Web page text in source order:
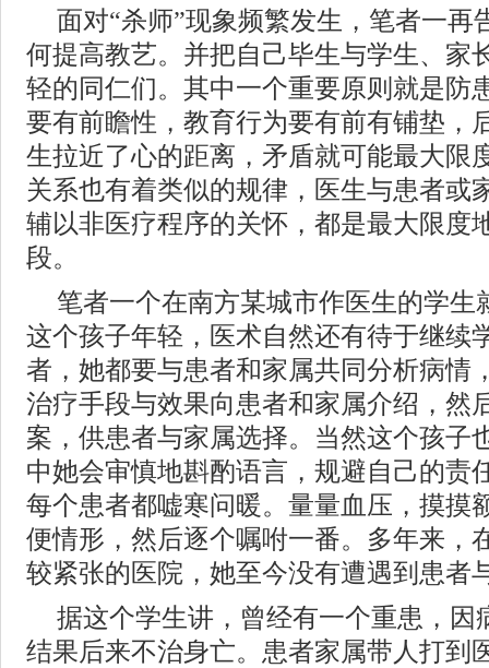
面对“杀师”现象频繁发生，笔者一再
何提高教艺。并把自己毕生与学生、家
轻的同仁们。其中一个重要原则就是防
要有前瞻性，教育行为要有前有铺垫，
生拉近了心的距离，矛盾就可能最大限
关系也有着类似的规律，医生与患者或
辅以非医疗程序的关怀，都是最大限度
段。
笔者一个在南方某城市作医生的学生
这个孩子年轻，医术自然还有待于继续
者，她都要与患者和家属共同分析病情
治疗手段与效果向患者和家属介绍，然
案，供患者与家属选择。当然这个孩子
中她会审慎地斟酌语言，规避自己的责
每个患者都嘘寒问暖。量量血压，摸摸
便情形，然后逐个嘱咐一番。多年来，
较紧张的医院，她至今没有遭遇到患者
据这个学生讲，曾经有一个重患，因
结果后来不治身亡。患者家属带人打到